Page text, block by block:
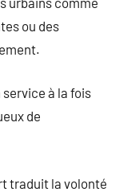
ou des
service à la fois
de
traduit la volonté